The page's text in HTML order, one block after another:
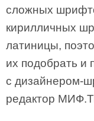
сложных
кирилличных
латиницы,
их подобрать и
с дизайнером-
редактор